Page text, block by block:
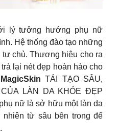
lý tưởng hướng phụ nữ
Hệ thống đào tạo những
chủ. Thương hiệu cho ra
lại nét đẹp hoàn hảo cho
MagicSkin TÁI TẠO SÂU,
LÀN DA KHỎE ĐẸP
nữ là sở hữu một làn da
từ sâu bên trong để